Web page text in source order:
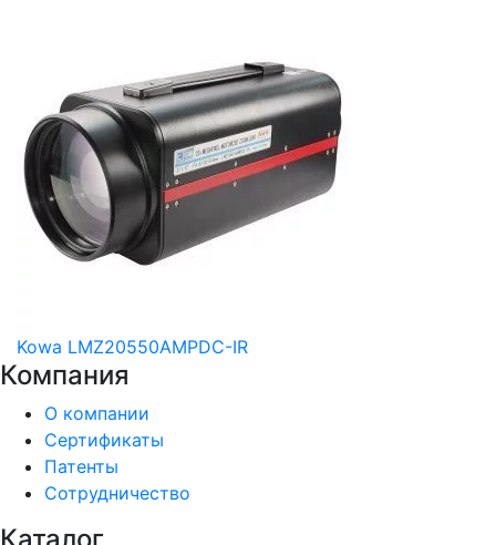
Kowa LMZ20550AMPDC-IR
Компания
О компании
Сертификаты
Патенты
Сотрудничество